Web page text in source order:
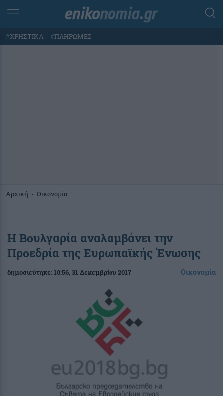
#ΧΡΗΣΤΙΚΑ #ΠΛΗΡΩΜΕΣ
Αρχική - Οικονομία
Η Βουλγαρία αναλαμβάνει την
Προεδρία της Ευρωπαϊκής Ένωσης
δημοσιεύτηκε:10:56, 31 Δεκεμβρίου 2017 Οικονομία